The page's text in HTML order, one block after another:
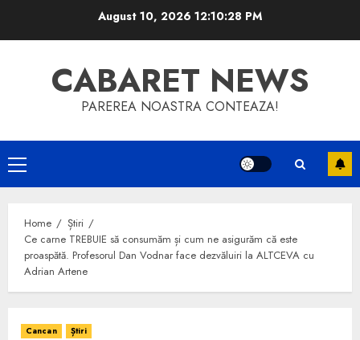
August 10, 2026 12:10:28 PM
CABARET NEWS
PAREREA NOASTRA CONTEAZA!
Primary
Menu
Home
Știri
Ce carne TREBUIE să consumăm și cum ne asigurăm că este
proaspătă. Profesorul Dan Vodnar face dezvăluiri la ALTCEVA cu
Adrian Artene
Cancan Știri